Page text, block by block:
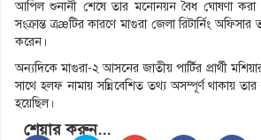
আপিল শুনানী শেষে তার মনোনয়ন বৈধ ঘোষণা করা
সংক্রান্ত ত্রæটির কারণে মাগুরা জেলা রিটার্নিং
করেন।
অন্যদিকে মাগুরা-২ আসনের জাতীয় পার্টির প্রার্থী
সাথে হলফ নামায় সন্নিবেশিত তথ্য অসম্পূর্ণ থাকায়
হয়েছিল।
শেয়ার করুন...